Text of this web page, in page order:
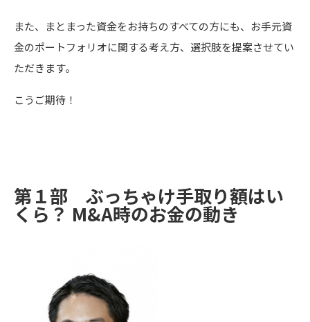
また、まとまった資金をお持ちのすべての方にも、お手元資
金のポートフォリオに関する考え方、選択肢を提案させてい
ただきます。
こうご期待！
第１部 ぶっちゃけ手取り額はい
くら？ M&A時のお金の動き